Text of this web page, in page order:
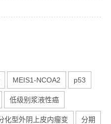
MEIS1-NCOA2 p53
低级别浆液性癌
化型外阴上皮内瘤变 分期